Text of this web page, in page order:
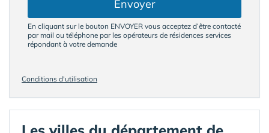
Envoyer
En cliquant sur le bouton ENVOYER vous acceptez d’être contacté
par mail ou téléphone par les opérateurs de résidences services
répondant à votre demande
Conditions d'utilisation